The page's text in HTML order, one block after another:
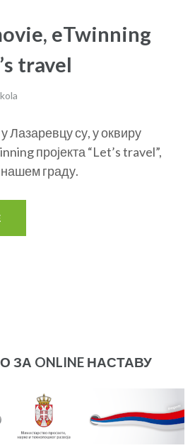
eTwinning
travel
Лазаревцу су, у оквиру
пројекта “Let’s travel”,
граду.
ЗА ONLINE НАСТАВУ